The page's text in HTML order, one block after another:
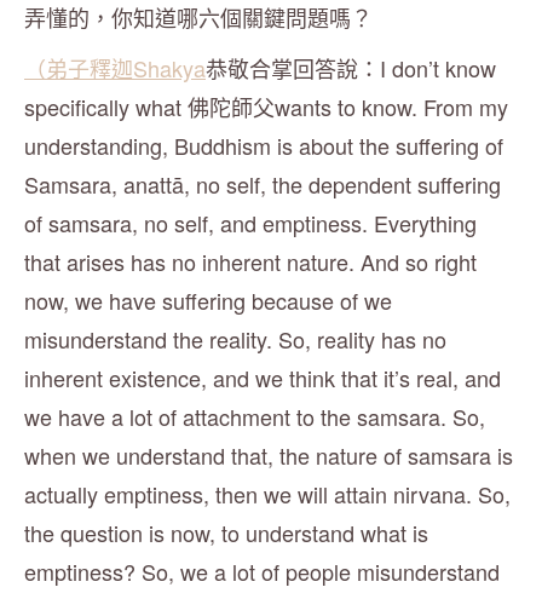
弄懂的，你知道哪六個關鍵問題嗎？
（弟子釋迦Shakya恭敬合掌回答說：I don’t know
specifically what 佛陀師父wants to know. From my
understanding, Buddhism is about the suffering of
Samsara, anattā, no self, the dependent suffering
of samsara, no self, and emptiness. Everything
that arises has no inherent nature. And so right
now, we have suffering because of we
misunderstand the reality. So, reality has no
inherent existence, and we think that it’s real, and
we have a lot of attachment to the samsara. So,
when we understand that, the nature of samsara is
actually emptiness, then we will attain nirvana. So,
the question is now, to understand what is
emptiness? So, we a lot of people misunderstand